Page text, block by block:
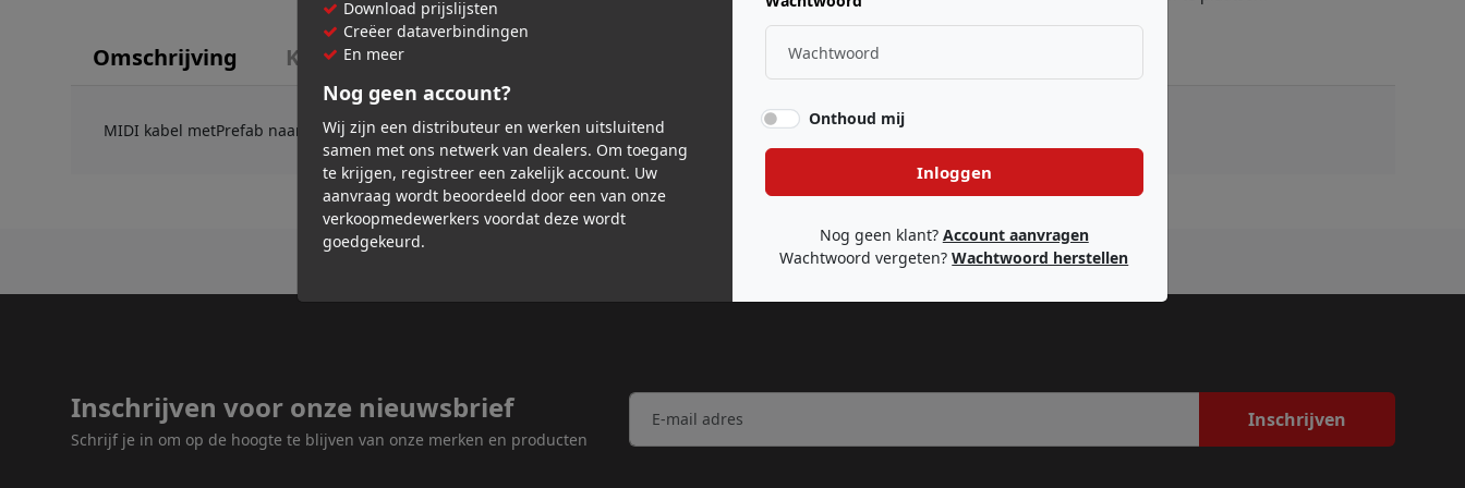
Omschrijving Kenmerken
MIDI kabel metPrefab naar Prefab en "Basic" kabel van 1,5m
Inschrijven voor onze nieuwsbrief
Schrijf je in om op de hoogte te blijven van onze merken en producten
Inschrijven
Download prijslijsten
Creëer dataverbindingen
En meer
Nog geen account?
Wij zijn een distributeur en werken uitsluitend
samen met ons netwerk van dealers. Om toegang
te krijgen, registreer een zakelijk account. Uw
aanvraag wordt beoordeeld door een van onze
verkoopmedewerkers voordat deze wordt
goedgekeurd.
Onthoud mij
Inloggen
Nog geen klant? Account aanvragen
Wachtwoord vergeten?Wachtwoord herstellen